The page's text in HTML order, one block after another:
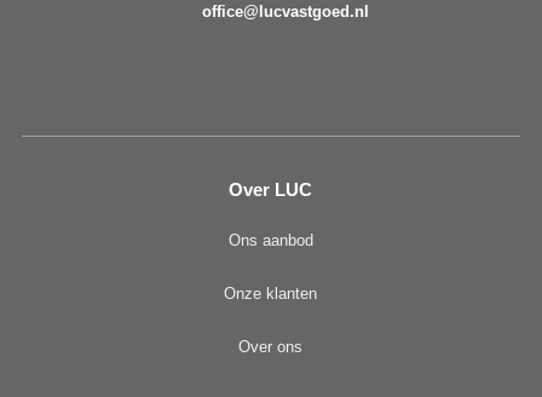
office@lucvastgoed.nl
Over LUC
Ons aanbod
Onze klanten
Over ons